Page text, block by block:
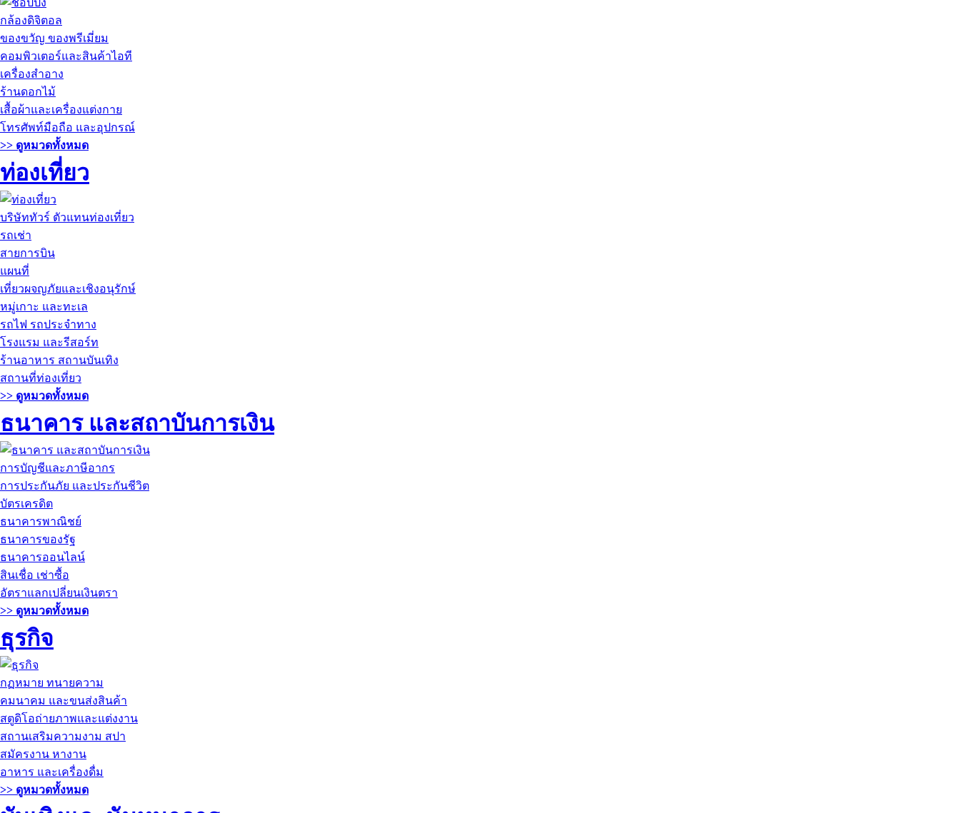
กล้องดิจิตอล
ของขวัญ ของพรีเมี่ยม
คอมพิวเตอร์และสินค้าไอที
เครื่องสำอาง
ร้านดอกไม้
เสื้อผ้าและเครื่องแต่งกาย
โทรศัพท์มือถือ และอุปกรณ์
>> ดูหมวดทั้งหมด
ท่องเที่ยว
บริษัททัวร์ ตัวแทนท่องเที่ยว
รถเช่า
สายการบิน
แผนที่
เที่ยวผจญภัยและเชิงอนุรักษ์
หมู่เกาะ และทะเล
รถไฟ รถประจำทาง
โรงแรม และรีสอร์ท
ร้านอาหาร สถานบันเทิง
สถานที่ท่องเที่ยว
>> ดูหมวดทั้งหมด
ธนาคาร และสถาบันการเงิน
การบัญชีและภาษีอากร
การประกันภัย และประกันชีวิต
บัตรเครดิต
ธนาคารพาณิชย์
ธนาคารของรัฐ
ธนาคารออนไลน์
สินเชื่อ เช่าซื้อ
อัตราแลกเปลี่ยนเงินตรา
>> ดูหมวดทั้งหมด
ธุรกิจ
กฏหมาย ทนายความ
คมนาคม และขนส่งสินค้า
สตูดิโอถ่ายภาพและแต่งงาน
สถานเสริมความงาม สปา
สมัครงาน หางาน
อาหาร และเครื่องดื่ม
>> ดูหมวดทั้งหมด